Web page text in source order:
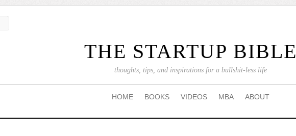
THE STARTUP BIBLE
thoughts, tips, and inspirations for a bullshit-less life
HOME BOOKS VIDEOS MBA ABOUT